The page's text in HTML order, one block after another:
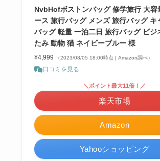
NvbHofボストンバッグ 修学旅行 大容
ース 旅行バッグ メンズ 旅行バッグ キ
バッグ 軽量 一泊二日 旅行バッグ ビジ
たみ 動物 猫 ネイビーブルー 様
¥4,999 （2023/08/05 18:00時点 | Amazon調べ）
口コミを見る
Amazon
＼ポイント最大11倍！／
楽天市場
Yahooショッピング